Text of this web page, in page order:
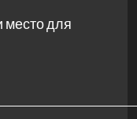
место для